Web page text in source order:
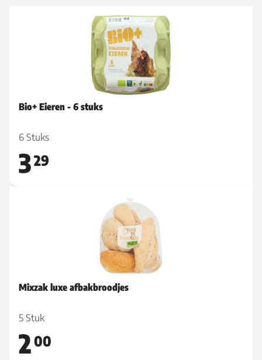
Bio+ Eieren - 6 stuks
6 Stuks
329
Mixzak luxe afbakbroodjes
5 Stuk
200